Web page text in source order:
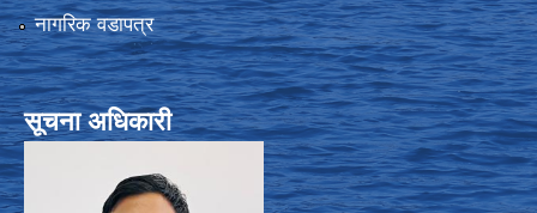
नागरिक वडापत्र
सूचना अधिकारी